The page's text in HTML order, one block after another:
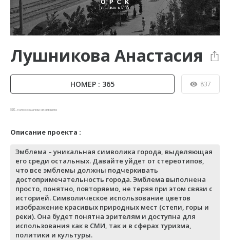
Лушникова Анастасия
НОМЕР : 365 837
ВК-голосование окончено
Описание проекта :
Эмблема – уникальная символика города, выделяющая
его среди остальных. Давайте уйдет от стереотипов,
что все эмблемы должны подчеркивать
достопримечательность города. Эмблема выполнена
просто, понятно, повторяемо, не теряя при этом связи с
историей. Символическое использование цветов
изображение красивых природных мест (степи, горы и
реки). Она будет понятна зрителям и доступна для
использования как в СМИ, так и в сферах туризма,
политики и культуры.